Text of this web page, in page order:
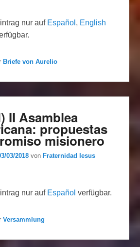
nur auf Español , English
Briefe von Aurelio
II Asamblea
propuestas
misionero
03/2018 von Fraternidad Iesus
nur auf Español verfügbar.
Versammlung